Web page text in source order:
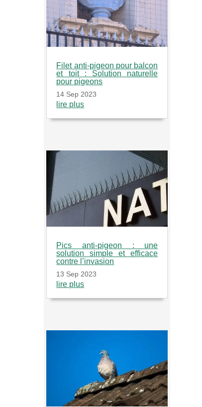
Filet anti-pigeon pour balcon
et toit : Solution naturelle
pour pigeons
14 Sep 2023
lire plus
Pics anti-pigeon : une
solution simple et efficace
contre l’invasion
13 Sep 2023
lire plus